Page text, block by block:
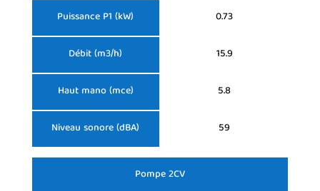
Puissance P1 (kW)
Débit (m3/h)
Haut mano (mce)
Niveau sonore (dBA)
0.73
15.9
5.8
59
Pompe 2CV